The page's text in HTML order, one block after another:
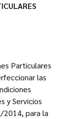
Particulares
las
y Servicios
2014, para la